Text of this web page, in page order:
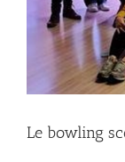
Le bowling